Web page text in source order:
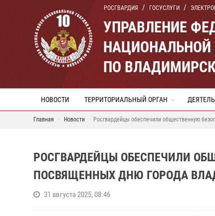
РОСГВАРДИЯ ГОСУСЛУГИ
УПРАВЛЕНИЕ
НАЦИОНАЛЬНОЙ
ПО
НОВОСТИ ТЕРРИТОРИАЛЬНЫЙ ОРГАН
Главная Новости Росгвардейцы обеспечили общественную
РОСГВАРДЕЙЦЫ ОБЕСПЕЧИЛИ
ПОСВЯЩЕННЫХ ДНЮ ГОРОДА
31 августа 2025, 08:46